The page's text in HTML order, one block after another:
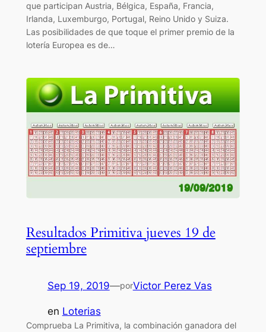
que participan Austria, Bélgica, España, Francia,
Irlanda, Luxemburgo, Portugal, Reino Unido y Suiza.
Las posibilidades de que toque el primer premio de la
lotería Europea es de…
Resultados Primitiva jueves 19 de
septiembre
Sep 19, 2019—porVictor Perez Vas
en Loterias
Comprueba La Primitiva, la combinación ganadora del